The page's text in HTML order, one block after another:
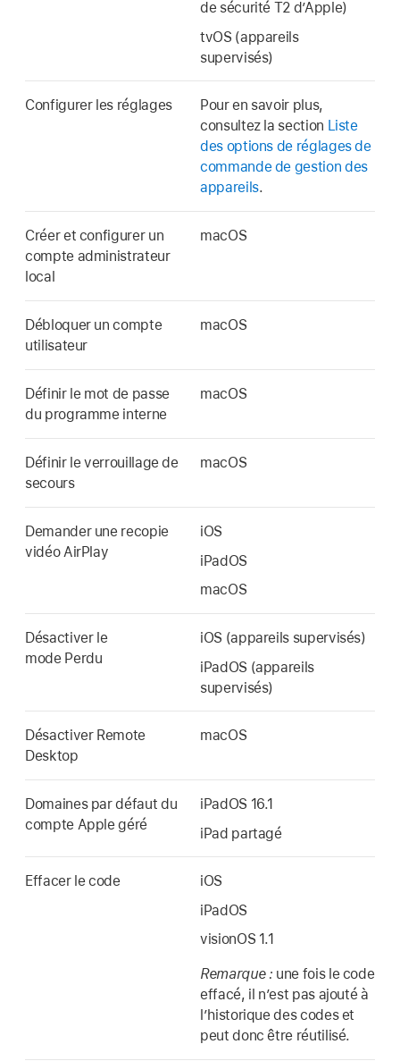
de sécurité T2 dʼApple)
tvOS (appareils
supervisés)
Configurer les réglages
Pour en savoir plus,
consultez la section Liste
des options de réglages de
commande de gestion des
appareils.
Créer et configurer un
compte administrateur
local
macOS
Débloquer un compte
utilisateur
macOS
Définir le mot de passe
du programme interne
macOS
Définir le verrouillage de
secours
macOS
Demander une recopie
vidéo AirPlay
iOS
iPadOS
macOS
Désactiver le
mode Perdu
iOS (appareils supervisés)
iPadOS (appareils
supervisés)
Désactiver Remote
Desktop
macOS
Domaines par défaut du
compte Apple géré
iPadOS 16.1
iPad partagé
Effacer le code
iOS
iPadOS
visionOS 1.1
Remarque : une fois le code
effacé, il nʼest pas ajouté à
lʼhistorique des codes et
peut donc être réutilisé.